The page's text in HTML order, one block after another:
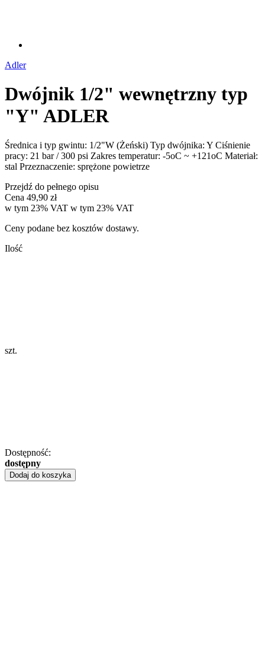
Adler
Dwójnik 1/2" wewnętrzny typ
"Y" ADLER
Średnica i typ gwintu: 1/2"W (Żeński) Typ dwójnika: Y Ciśnienie
pracy: 21 bar / 300 psi Zakres temperatur: -5oC ~ +121oC Materiał:
stal Przeznaczenie: sprężone powietrze
Przejdź do pełnego opisu
Cena 49,90 zł
w tym 23% VAT w tym 23% VAT
Ceny podane bez kosztów dostawy.
Ilość
szt.
Dostępność:
dostępny
Dodaj do koszyka